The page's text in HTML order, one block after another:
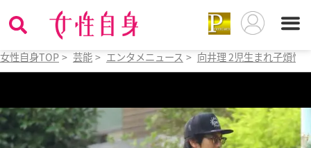
女性自身TOP > 芸能 > エンタメニュース > 向井理 2児生まれ子煩悩